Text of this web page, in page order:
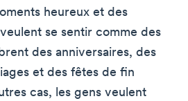
heureux et des
se sentir comme des
des anniversaires, des
et des fêtes de fin
cas, les gens veulent